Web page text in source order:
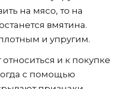
на мясо, то на
вмятина.
и упругим.
и к покупке
с помощью